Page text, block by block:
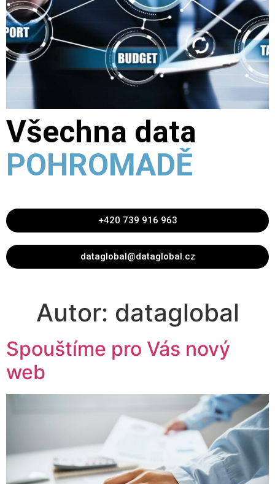
Všechna data
POHROMADĚ
+420 739 916 963
dataglobal@dataglobal.cz
Autor: dataglobal
Spouštíme pro Vás nový
web